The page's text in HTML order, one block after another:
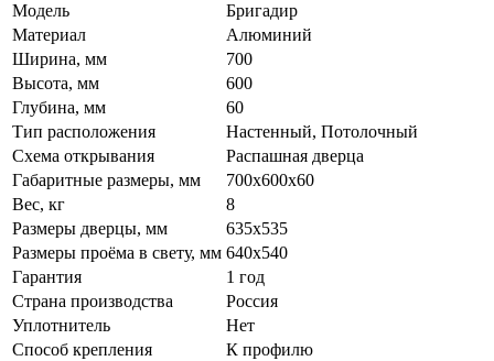
Модель
Бригадир
Материал
Алюминий
Ширина, мм
700
Высота, мм
600
Глубина, мм
60
Тип расположения
Настенный, Потолочный
Схема открывания
Распашная дверца
Габаритные размеры, мм
700х600х60
Вес, кг
8
Размеры дверцы, мм
635х535
Размеры проёма в свету, мм 640х540
Гарантия
1 год
Страна производства
Россия
Уплотнитель
Нет
Способ крепления
К профилю